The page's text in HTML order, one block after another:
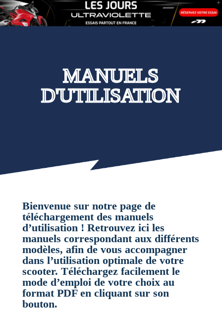
MANUELS
D'UTILISATION
Bienvenue sur notre page de
téléchargement des manuels
d’utilisation ! Retrouvez ici les
manuels correspondant aux différents
modèles, afin de vous accompagner
dans l’utilisation optimale de votre
scooter. Téléchargez facilement le
mode d’emploi de votre choix au
format PDF en cliquant sur son
bouton.